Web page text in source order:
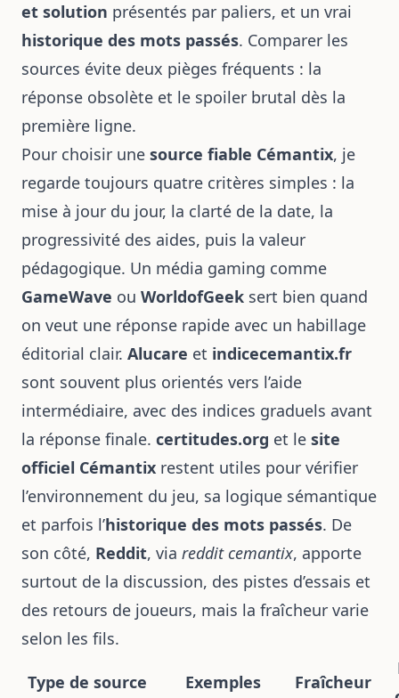
et solution présentés par paliers, et un vrai
historique des mots passés. Comparer les
sources évite deux pièges fréquents : la
réponse obsolète et le spoiler brutal dès la
première ligne.
Pour choisir une source fiable Cémantix, je
regarde toujours quatre critères simples : la
mise à jour du jour, la clarté de la date, la
progressivité des aides, puis la valeur
pédagogique. Un média gaming comme
GameWave ou WorldofGeek sert bien quand
on veut une réponse rapide avec un habillage
éditorial clair. Alucare et indicecemantix.fr
sont souvent plus orientés vers l’aide
intermédiaire, avec des indices graduels avant
la réponse finale. certitudes.org et le site
officiel Cémantix restent utiles pour vérifier
l’environnement du jeu, sa logique sémantique
et parfois l’historique des mots passés. De
son côté, Reddit, via reddit cemantix, apporte
surtout de la discussion, des pistes d’essais et
des retours de joueurs, mais la fraîcheur varie
selon les fils.
Type de source Exemples Fraîcheur